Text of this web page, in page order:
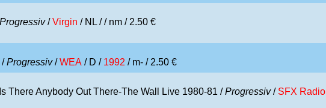
Progressiv/Virgin / NL // nm / 2.50 €
/Progressiv/WEA / D / 1992 / m- / 2.50 €
There Anybody Out There-The Wall Live 1980-81 /Progressiv/ SFX Radio